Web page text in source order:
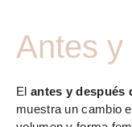
Antes y
El antes y después
muestra un cambio